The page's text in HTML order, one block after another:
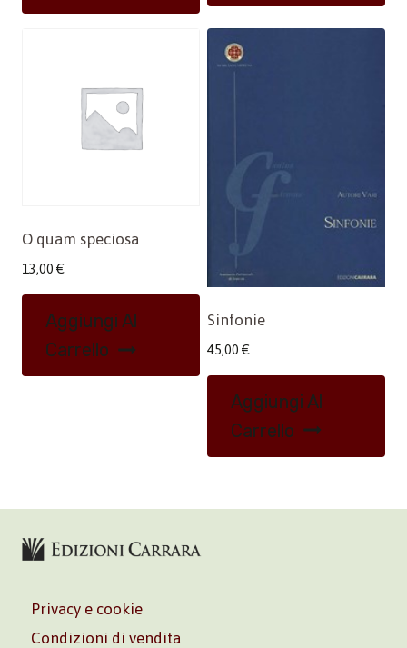
O quam speciosa
13,00 €
Aggiungi Al
Carrello
Sinfonie
45,00 €
Aggiungi Al
Carrello
Privacy e cookie
Condizioni di vendita